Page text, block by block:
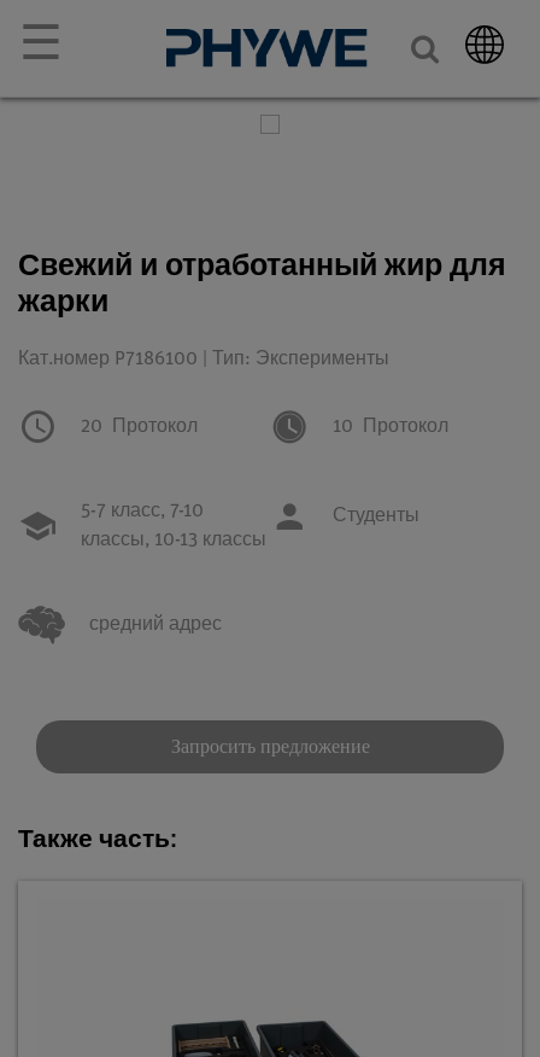
☰
Свежий и отработанный жир для
жарки
Кат.номер P7186100 | Тип: Эксперименты
20 Протокол 10 Протокол
5-7 класс, 7-10
классы, 10-13 классы
Студенты
средний адрес
Запросить предложение
Также часть: